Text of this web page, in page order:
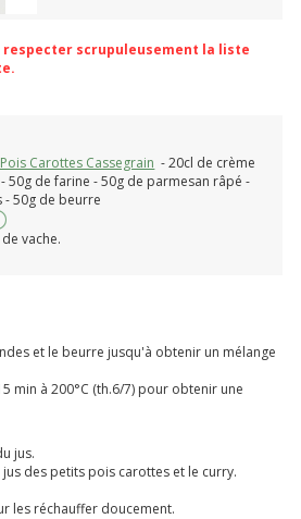
scrupuleusement la liste
Carottes Cassegrain - 20cl de crème
50g de farine - 50g de parmesan râpé -
50g de beurre
vache.
et le beurre jusqu'à obtenir un mélange
min à 200°C (th.6/7) pour obtenir une
jus.
des petits pois carottes et le curry.
les réchauffer doucement.